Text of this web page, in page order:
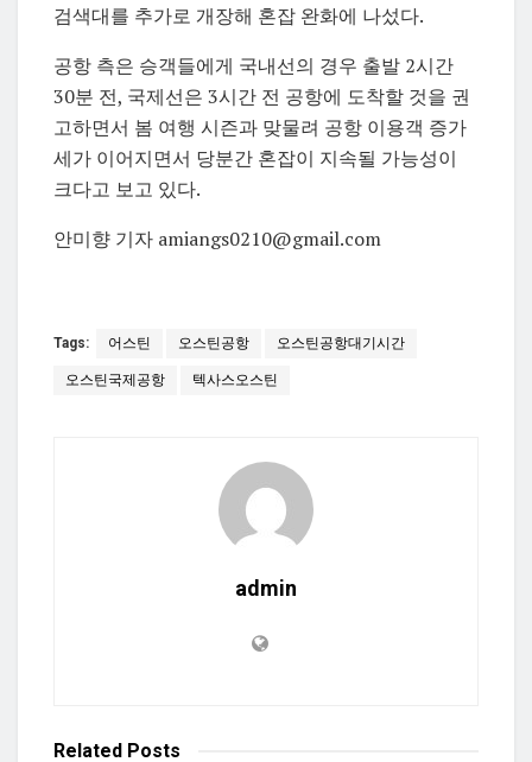
검색대를 추가로 개장해 혼잡 완화에 나섰다.
공항 측은 승객들에게 국내선의 경우 출발 2시간
30분 전, 국제선은 3시간 전 공항에 도착할 것을 권
고하면서 봄 여행 시즌과 맞물려 공항 이용객 증가
세가 이어지면서 당분간 혼잡이 지속될 가능성이
크다고 보고 있다.
안미향 기자 amiangs0210@gmail.com
Tags: 어스틴 오스틴공항 오스틴공항대기시간
오스틴국제공항 텍사스오스틴
admin
Related Posts